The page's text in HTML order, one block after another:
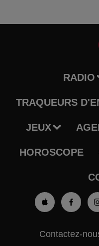
RADIO
TRAQUEURS
JEUX
HOROSCOPE
Contactez-